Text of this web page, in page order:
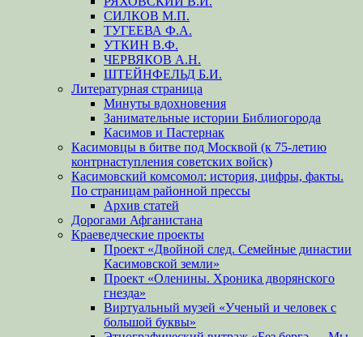
СИЛКОВ М.П.
ТУГЕЕВА Ф.А.
УТКИН В.Ф.
ЧЕРВЯКОВ А.Н.
ШТЕЙНФЕЛЬД Б.И.
Литературная страница
Минуты вдохновения
Занимательные истории Библиогорода
Касимов и Пастернак
Касимовцы в битве под Москвой (к 75-летию
контрнаступления советских войск)
Касимовский комсомол: история, цифры, факты.
По страницам районной прессы
Архив статей
Дорогами Афганистана
Краеведческие проекты
Проект «Двойной след. Семейные династии
Касимовской земли»
Проект «Оленины. Хроника дворянского
гнезда»
Виртуальный музей «Ученый и человек с
большой буквы»